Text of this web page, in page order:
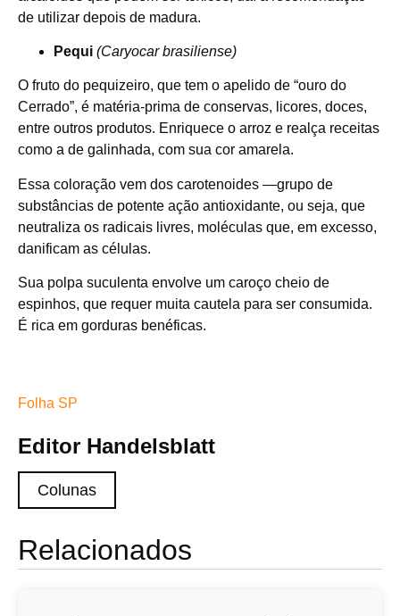
de utilizar depois de madura.
Pequi (Caryocarbrasiliense)
O fruto do pequizeiro, que tem o apelido de “ouro do
Cerrado”, é matéria-prima de conservas, licores, doces,
entre outros produtos. Enriquece o arroz e realça receitas
como a de galinhada, com sua cor amarela.
Essa coloração vem dos carotenoides —grupo de
substâncias de potente ação antioxidante, ou seja, que
neutraliza os radicais livres, moléculas que, em excesso,
danificam as células.
Sua polpa suculenta envolve um caroço cheio de
espinhos, que requer muita cautela para ser consumida.
É rica em gorduras benéficas.
Folha SP
Editor Handelsblatt
Colunas
Relacionados